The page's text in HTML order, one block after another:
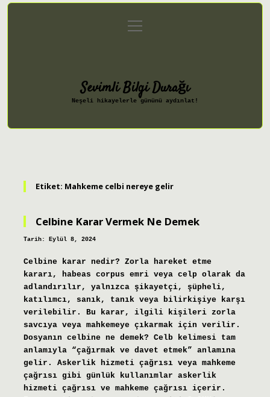
Gizlilik Politikası
menüyü
aç
Sevimli Bilgi Durağı
Neşeli hikayelerle gününü aydınlat!
Etiket: Mahkeme celbi nereye gelir
Celbine Karar Vermek Ne Demek
Tarih: Eylül 8, 2024
Celbine karar nedir? Zorla hareket etme
kararı, habeas corpus emri veya celp olarak da
adlandırılır, yalnızca şikayetçi, şüpheli,
katılımcı, sanık, tanık veya bilirkişiye karşı
verilebilir. Bu karar, ilgili kişileri zorla
savcıya veya mahkemeye çıkarmak için verilir.
Dosyanın celbine ne demek? Celb kelimesi tam
anlamıyla “çağırmak ve davet etmek” anlamına
gelir. Askerlik hizmeti çağrısı veya mahkeme
çağrısı gibi günlük kullanımlar askerlik
hizmeti çağrısı ve mahkeme çağrısı içerir.